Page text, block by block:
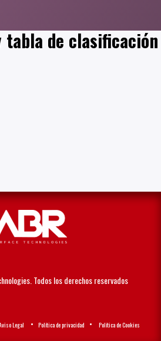
tabla de clasificación
Todos los derechos reservados
Legal • Política de privacidad • Política de Cookies